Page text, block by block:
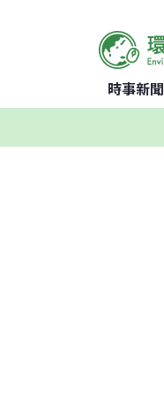
時事新聞